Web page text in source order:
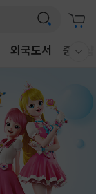
외국도서 중고샵